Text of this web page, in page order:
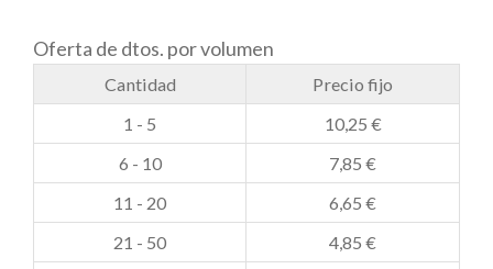
Oferta de dtos. por volumen
Cantidad
Precio fijo
1 - 5
10,25 €
6 - 10
7,85 €
11 - 20
6,65 €
21 - 50
4,85 €